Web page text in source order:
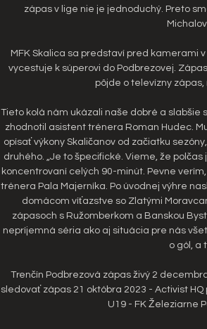
zápas v lige nie je jednoduchý. Preto
MFK Skalica sa predstaví pred kamerami
vycestuje k súperovi do Podbrezovej.
pôjde o televízny zápas,
Tieto kolá nám ukázali naše dobré a slabšie
zhodnotil asistent trénera Roman Hudec.
opísať výkony Skaličanov od začiatku
druhého. „Je to špecifické. Vieme, že
koncentrovaní celých 90-minút. Pevne
trénera Pala Majerníka. Po úvodnej výhre
domácom víťazstve so Zlatými
zápasoch s Ružomberkom a Banskou
nepríjemná séria ako aj situácia pre nás
o gól, a
Trenčín Podbrezová zápas živý 2
sledovať zápas 21 októbra 2023 - Activist HQ
U19 - FK Železiarne